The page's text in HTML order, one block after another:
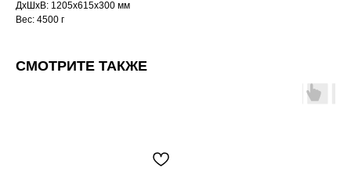
ДxШxВ: 1205x615x300 мм
Вес: 4500 г
СМОТРИТЕ ТАКЖЕ